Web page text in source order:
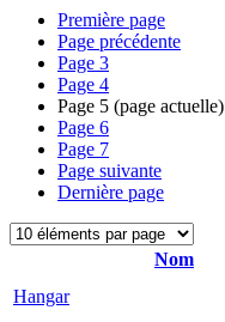
Première page
Page précédente
Page 3
Page 4
Page 5 (page actuelle)
Page 6
Page 7
Page suivante
Dernière page
Nom
Hangar